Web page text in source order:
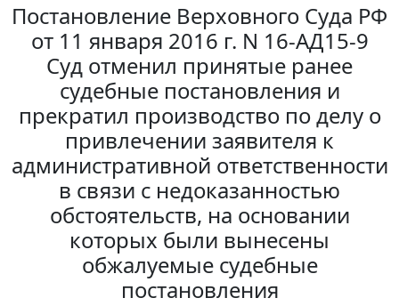
Постановление Верховного Суда РФ
от 11 января 2016 г. N 16-АД15-9
Суд отменил принятые ранее
судебные постановления и
прекратил производство по делу о
привлечении заявителя к
административной ответственности
в связи с недоказанностью
обстоятельств, на основании
которых были вынесены
обжалуемые судебные
постановления